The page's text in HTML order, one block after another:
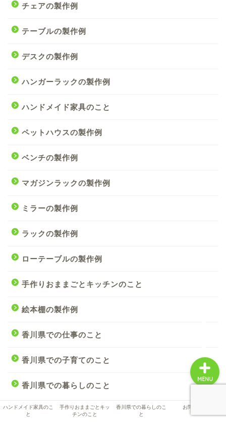
チェアの製作例
テーブルの製作例
デスクの製作例
ハンガーラックの製作例
ハンドメイド家具のこと
ペットハウスの製作例
ベンチの製作例
マガジンラックの製作例
ミラーの製作例
ラックの製作例
ローテーブルの製作例
手作りおままごとキッチンのこと
絵本棚の製作例
香川県での仕事のこと
香川県での子育てのこと
香川県での暮らしのこと
最近の投稿
ハンドメイド家具のこ
と
手作りおままごとキッ
チンのこと
香川県での暮らしのこ
と
お問い合わせ
MENU
手作りおままごとキッチ